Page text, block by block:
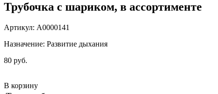
Трубочка с шариком, в ассортименте
Артикул: А0000141
Назначение: Развитие дыхания
80 руб.
В корзину